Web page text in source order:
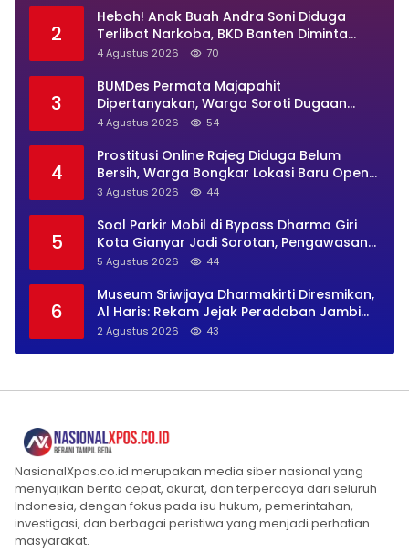
2
Heboh! Anak Buah Andra Soni Diduga
Terlibat Narkoba, BKD Banten Diminta
Buka Suara
4 Agustus 2026 70
3
BUMDes Permata Majapahit
Dipertanyakan, Warga Soroti Dugaan
Pengelolaan Tak Transparan
4 Agustus 2026 54
4
Prostitusi Online Rajeg Diduga Belum
Bersih, Warga Bongkar Lokasi Baru Open
BO Usai Penggerebekan
3 Agustus 2026 44
5
Soal Parkir Mobil di Bypass Dharma Giri
Kota Gianyar Jadi Sorotan, Pengawasan
Inkait Dipertanyakan
5 Agustus 2026 44
6
Museum Sriwijaya Dharmakirti Diresmikan,
Al Haris: Rekam Jejak Peradaban Jambi
Secara Utuh
2 Agustus 2026 43
NasionalXpos.co.id merupakan media siber nasional yang
menyajikan berita cepat, akurat, dan terpercaya dari seluruh
Indonesia, dengan fokus pada isu hukum, pemerintahan,
investigasi, dan berbagai peristiwa yang menjadi perhatian
masyarakat.